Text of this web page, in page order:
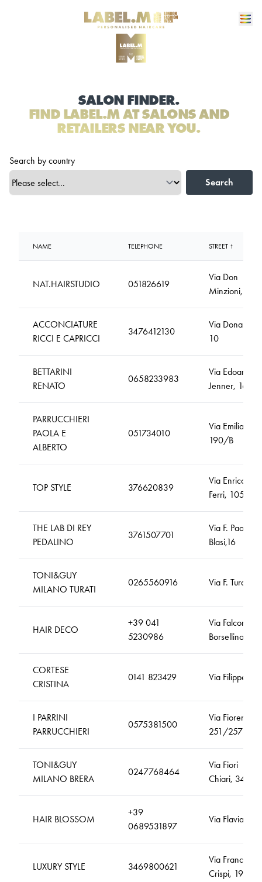
SALON FINDER.
FIND LABEL.M AT SALONS AND
RETAILERS NEAR YOU.
Search by country
Search
NAME TELEPHONE STREET ↑
NAT.HAIRSTUDIO 051826619
Via Don
Minzioni, 13
ACCONCIATURE
RICCI E CAPRICCI
3476412130
Via Donaudi,
10
BETTARINI
RENATO
0658233983
Via Edoardo
Jenner, 161/B
PARRUCCHIERI
PAOLA E
ALBERTO
051734010
Via Emilia
190/B
TOP STYLE 376620839
Via Enrico
Ferri, 105
THE LAB DI REY
PEDALINO
3761507701
Via F. Paolo di
Blasi,16
TONI&GUY
MILANO TURATI
0265560916 Via F. Turati, 7
HAIR DECO
+39 041
5230986
Via Falcone e
Borsellino, 22
CORTESE
CRISTINA
0141 823429 Via Filippetti, 8
I PARRINI
PARRUCCHIERI
0575381500
Via Fiorentina,
251/257
TONI&GUY
MILANO BRERA
0247768464
Via Fiori
Chiari, 34
HAIR BLOSSOM
+39
0689531897
Via Flavia, 83
LUXURY STYLE 3469800621
Via Francesco
Crispi, 192